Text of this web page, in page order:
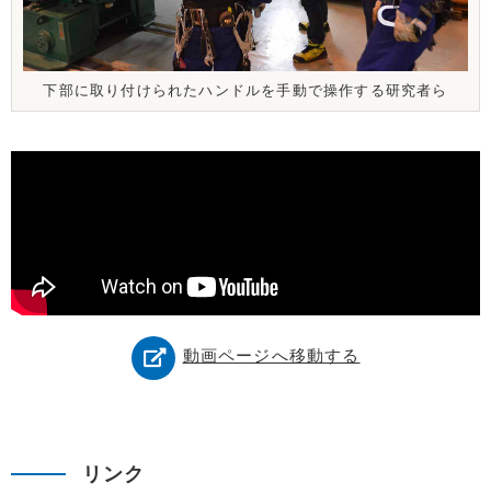
下部に取り付けられたハンドルを手動で操作する研究者ら
動画ページへ移動する
リンク